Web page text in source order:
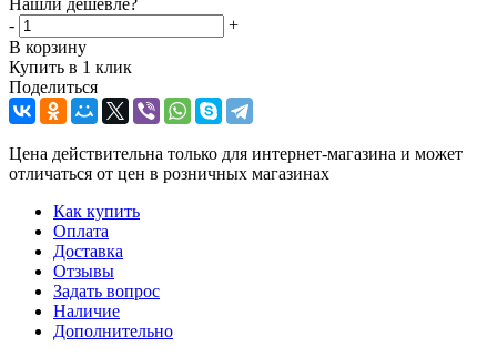
-
+
В корзину
Купить в 1 клик
Поделиться
Цена действительна только для интернет-магазина и может
отличаться от цен в розничных магазинах
Как купить
Оплата
Доставка
Отзывы
Задать вопрос
Наличие
Дополнительно